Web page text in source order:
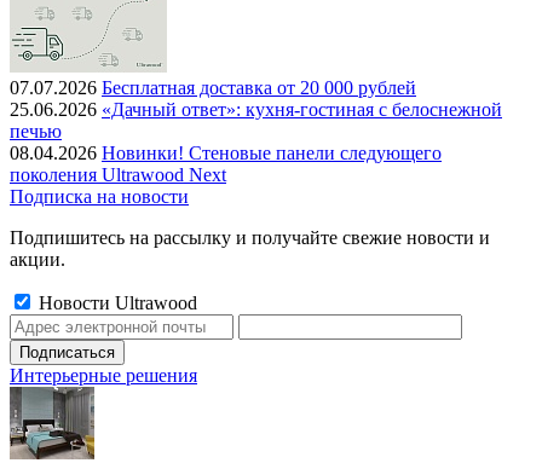
07.07.2026 Бесплатная доставка от 20 000 рублей
25.06.2026 «Дачный ответ»: кухня-гостиная с белоснежной
печью
08.04.2026 Новинки! Стеновые панели следующего
поколения Ultrawood Next
Подписка на новости
Подпишитесь на рассылку и получайте свежие новости и
акции.
Новости Ultrawood
Интерьерные решения